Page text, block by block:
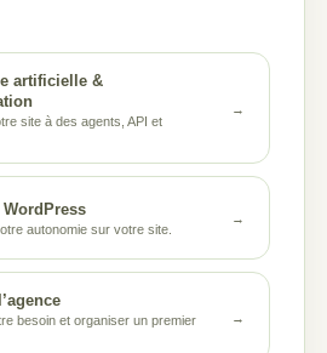
artificielle &
site à des agents, API et
→
autonomie sur votre site.
→
besoin et organiser un premier
→